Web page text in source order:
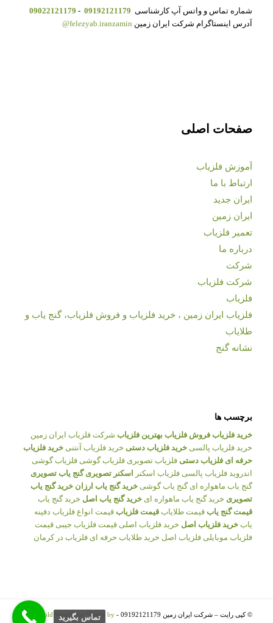
شماره تماس و واتس آپ کارشناسی 09192121179
-
09022121179
آدرس اینستاگرام شرکت ایران زمین felezyab.iranzamin@
صفحات اصلی
آموزش فلزیاب
ارتباط با ما
ایران جدید
ایران زمین
تعمیر فلزیاب
درباره ما
شرکت
شرکت فلزیاب
فلزیاب
فلزیاب ایران زمین ، خرید فلزیاب و فروش فلزیاب، گنج یاب و
طلایاب
نشانه گنج
برچسب ها
خرید فلزیاب فروش فلزیاب بهترین فلزیاب شرکت فلزیاب ایران زمین
خرید فلزیاب پالسی خرید فلزیاب دستی خرید فلزیاب آنتنی خرید فلزیاب
حرفه ای فلزیاب دستی فلزیاب تصویری فلزیاب گوشی فلزیاب گوشی
اندروید فلزیاب پالسی فلزیاب اسکنر اسکنر تصویری گنج یاب تصویری
گنج یاب ماهواره ای گنج یاب گوشی خرید گنج یاب ارزان خرید گنج یاب
تصویری خرید گنج یاب ماهواره ای خرید گنج یاب اصل خرید گنج یاب
قیمت گنج یاب قیمت طلایاب قیمت فلزیاب قیمت انواع فلزیاب دفینه
یاب خرید فلزیاب اصل خرید فلزیاب اصلی قیمت فلزیاب جیبی قیمت
فلزیاب موبایلی فلزیاب اصل خرید طلایاب حرفه ای فلزیاب در کرمان
© کپی رایت – شرکت ایران زمین 09192121179 - Enfold WordPress Theme by
تماس بگيريد